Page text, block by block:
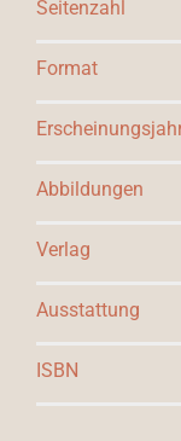
Seitenzahl
Format
Abbildungen
Verlag
Ausstattung
ISBN